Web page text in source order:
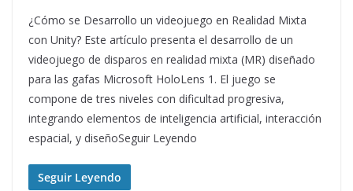
¿Cómo se Desarrollo un videojuego en Realidad Mixta
con Unity? Este artículo presenta el desarrollo de un
videojuego de disparos en realidad mixta (MR) diseñado
para las gafas Microsoft HoloLens 1. El juego se
compone de tres niveles con dificultad progresiva,
integrando elementos de inteligencia artificial, interacción
espacial, y diseñoSeguir Leyendo
Seguir Leyendo